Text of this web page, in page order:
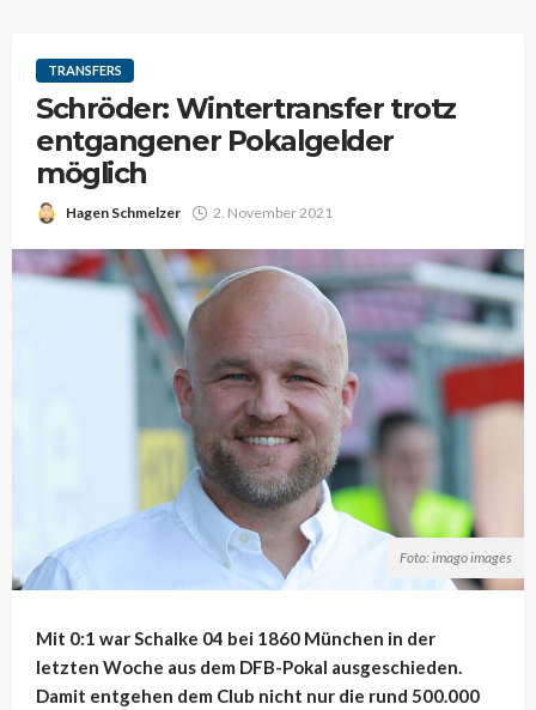
TRANSFERS
Schröder: Wintertransfer trotz
entgangener Pokalgelder
möglich
Hagen Schmelzer 2. November 2021
Foto: imago images
Mit 0:1 war Schalke 04 bei 1860 München in der
letzten Woche aus dem DFB-Pokal ausgeschieden.
Damit entgehen dem Club nicht nur die rund 500.000